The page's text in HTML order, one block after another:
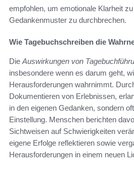
empfohlen, um emotionale Klarheit
Gedankenmuster zu durchbrechen.
Wie Tagebuchschreiben die
Die Auswirkungen von
insbesondere wenn es darum geht,
Herausforderungen wahrnimmt.
Dokumentieren von Erlebnissen,
in den eigenen Gedanken, sondern
Einstellung. Menschen berichten
Sichtweisen auf Schwierigkeiten
eigene Erfolge reflektieren sowie
Herausforderungen in einem neuen